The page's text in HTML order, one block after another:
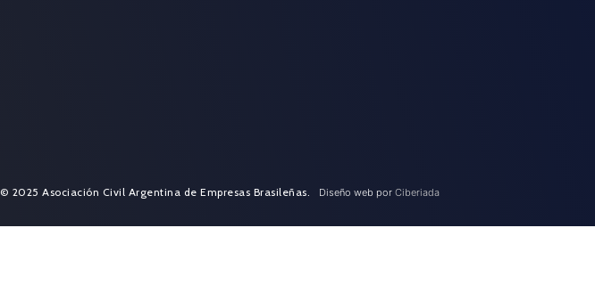
© 2025 Asociación Civil Argentina de Empresas Brasileñas. Diseño web por Ciberiada